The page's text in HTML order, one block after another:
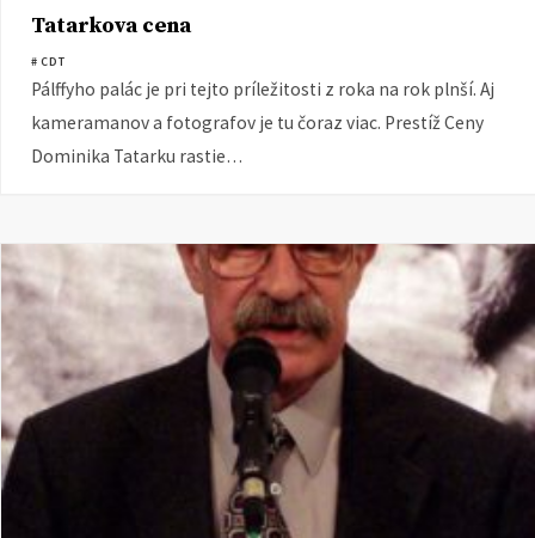
Tatarkova cena
# CDT
Pálffyho palác je pri tejto príležitosti z roka na rok plnší. Aj
kameramanov a fotografov je tu čoraz viac. Prestíž Ceny
Dominika Tatarku rastie…